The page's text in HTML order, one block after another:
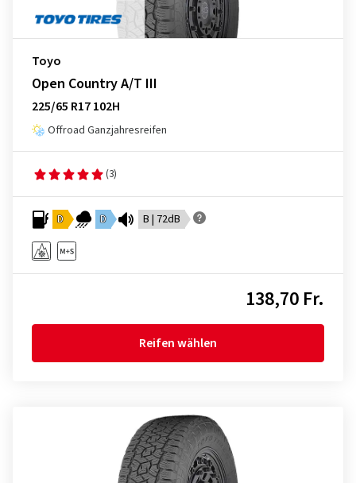
Toyo
Open Country A/T III
225/65 R17 102H
Offroad Ganzjahresreifen
(3)
D D B | 72dB
138,70 Fr.
Reifen wählen